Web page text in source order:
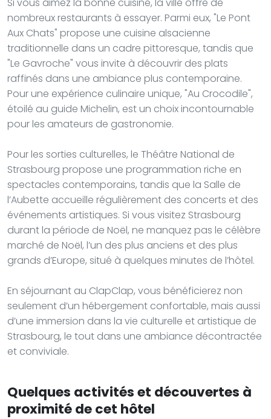
nombreux restaurants à essayer. Parmi eux, "Le Pont
Aux Chats" propose une cuisine alsacienne
traditionnelle dans un cadre pittoresque, tandis que
"Le Gavroche" vous invite à découvrir des plats
raffinés dans une ambiance plus contemporaine.
Pour une expérience culinaire unique, "Au Crocodile",
étoilé au guide Michelin, est un choix incontournable
pour les amateurs de gastronomie.
Pour les sorties culturelles, le Théâtre National de
Strasbourg propose une programmation riche en
spectacles contemporains, tandis que la Salle de
l’Aubette accueille régulièrement des concerts et des
événements artistiques. Si vous visitez Strasbourg
durant la période de Noël, ne manquez pas le célèbre
marché de Noël, l’un des plus anciens et des plus
grands d’Europe, situé à quelques minutes de l’hôtel.
En séjournant au ClapClap, vous bénéficierez non
seulement d’un hébergement confortable, mais aussi
d’une immersion dans la vie culturelle et artistique de
Strasbourg, le tout dans une ambiance décontractée
et conviviale.
Quelques activités et découvertes à
proximité de cet hôtel